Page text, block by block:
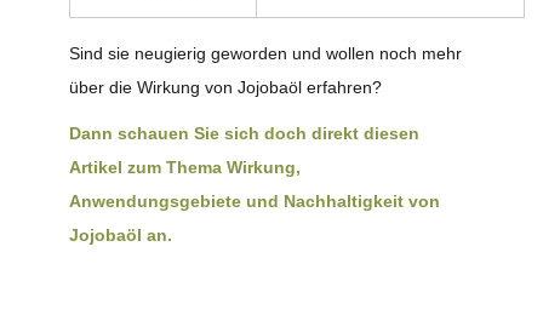
Sind sie neugierig geworden und wollen noch mehr
über die Wirkung von Jojobaöl erfahren?
Dann schauen Sie sich doch direkt diesen
Artikel zum Thema Wirkung,
Anwendungsgebiete und Nachhaltigkeit von
Jojobaöl an.